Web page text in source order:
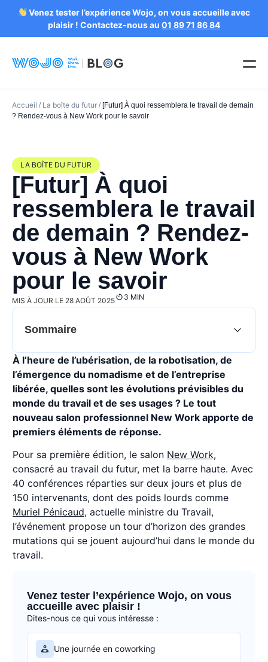
Venez tester l’expérience Wojo, on vous accueille avec
plaisir ! Contactez-nous au 01 89 71 86 84
Accueil / La boîte du futur / [Futur] À quoi ressemblera le travail de demain
? Rendez-vous à New Work pour le savoir
LA BOÎTE DU FUTUR
[Futur] À quoi
ressemblera le travail
de demain ? Rendez-
vous à New Work
pour le savoir
MIS À JOUR LE 28 AOÛT 2025 3 MIN
Sommaire
À l’heure de l’ubérisation, de la robotisation, de
l’émergence du nomadisme et de l’entreprise
libérée, quelles sont les évolutions prévisibles du
monde du travail et de ses usages ? Le tout
nouveau salon professionnel New Work apporte de
premiers éléments de réponse.
Pour sa première édition, le salon New Work,
consacré au travail du futur, met la barre haute. Avec
40 conférences réparties sur deux jours et plus de
150 intervenants, dont des poids lourds comme
Muriel Pénicaud, actuelle ministre du Travail,
l’événement propose un tour d’horizon des grandes
mutations qui se jouent aujourd’hui dans le monde du
travail.
Venez tester l’expérience Wojo, on vous
accueille avec plaisir !
Dites-nous ce qui vous intéresse :
Une journée en coworking